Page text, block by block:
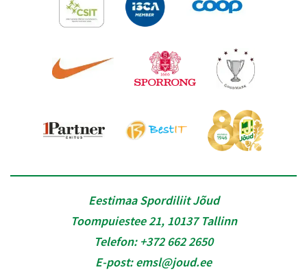
Eestimaa Spordiliit Jõud
Toompuiestee 21, 10137 Tallinn
Telefon: +372 662 2650
E-post:emsl@joud.ee